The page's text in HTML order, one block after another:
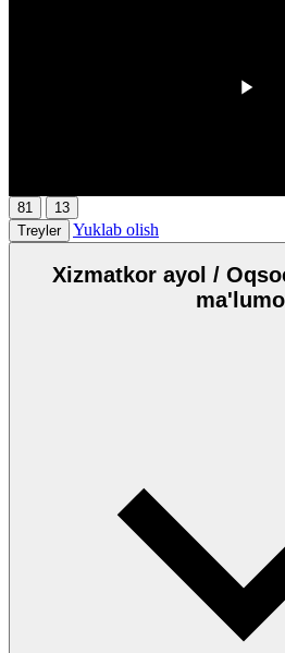
81
13
Treyler
Yuklab olish
Xizmatkor ayol /